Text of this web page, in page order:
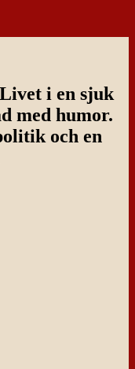
i en sjuk
med humor.
och en